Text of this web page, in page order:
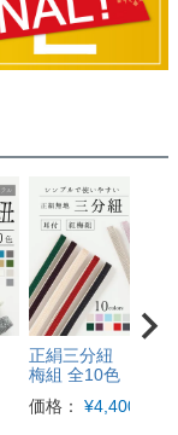
正絹三分紐 耳付
梅組 全10色
価格：
¥4,400